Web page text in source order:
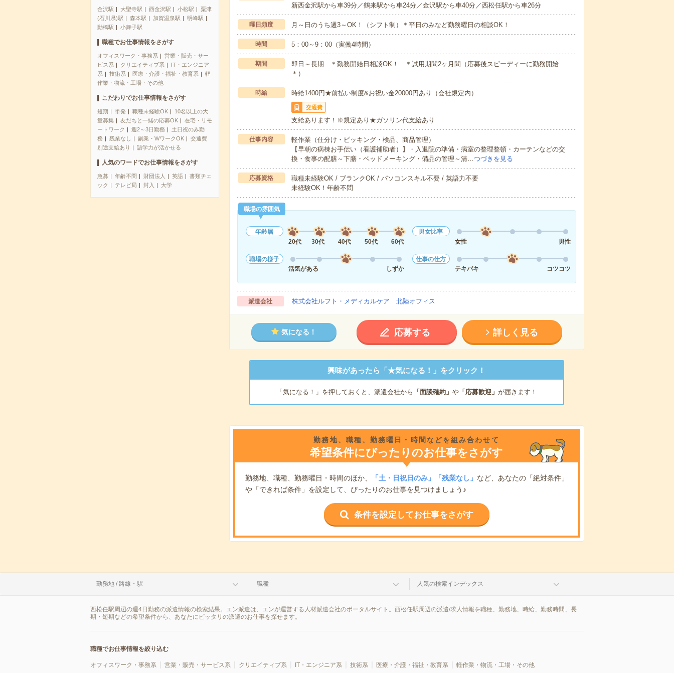
金沢駅 大聖寺駅 西金沢駅 小松駅
粟津
(石川県)駅
森本駅 加賀温泉駅
明峰駅
動橋駅
小舞子駅
職種でお仕事情報をさがす
オフィスワーク・事務系
営業・販売・サー
ビス系
クリエイティブ系
IT・エンジニア
系
技術系 医療・介護・福祉・教育系
軽
作業・物流・工場・その他
こだわりでお仕事情報をさがす
短期 単発 職種未経験OK
10名以上の大
量募集
友だちと一緒の応募OK
在宅・リモ
ートワーク
週2～3日勤務
土日祝のみ勤
務
残業なし 副業・WワークOK
交通費
別途支給あり
語学力が活かせる
人気のワードでお仕事情報をさがす
急募 年齢不問 財団法人 英語
書類チェ
ック
テレビ局 封入 大学
新西金沢駅から車39分／鶴来駅から車24分／金沢駅から車40分／西松任駅から車26分
曜日頻度 月～日のうち週3～OK！（シフト制）＊平日のみなど勤務曜日の相談OK！
時間 5：00～9：00（実働4時間）
期間
即日～長期 ＊勤務開始日相談OK！ ＊試用期間2ヶ月間（応募後スピーディーに勤務開始
＊）
時給 時給1400円★前払い制度&お祝い金20000円あり（会社規定内）
交通費
支給あります！※規定あり★ガソリン代支給あり
仕事内容
軽作業（仕分け・ピッキング・検品、商品管理）
【早朝の病棟お手伝い（看護補助者）】・入退院の準備・病室の整理整頓・カーテンなどの交
換・食事の配膳～下膳・ベッドメーキング・備品の管理～清…つづきを見る
応募資格
職種未経験OK / ブランクOK / パソコンスキル不要 / 英語力不要
未経験OK！年齢不問
職場の雰囲気
年齢層
20代
30代 40代 50代 60代
男女比率
女性
男性
職場の様子
活気がある
しずか
仕事の仕方
テキパキ
コツコツ
派遣会社 株式会社ルフト・メディカルケア 北陸オフィス
気になる！ 応募する 詳しく見る
興味があったら「★気になる！」をクリック！
「気になる！」を押しておくと、派遣会社から 「面談確約」 や「応募歓迎」 が届きます！
勤務地、職種、勤務曜日・時間などを組み合わせて
希望条件にぴったりのお仕事をさがす
勤務地、職種、勤務曜日・時間のほか、 「土・日祝日のみ」「残業なし」 など、あなたの「絶対条件」
や「できれば条件」を設定して、ぴったりのお仕事を見つけましょう♪
条件を設定してお仕事をさがす
勤務地 / 路線・駅 職種 人気の検索インデックス
西松任駅周辺の週4日勤務の派遣情報の検索結果。エン派遣は、エンが運営する人材派遣会社のポータルサイト。西松任駅周辺の派遣/求人情報を職種、勤務地、時給、勤務時間、長
期・短期などの希望条件から、あなたにピッタリの派遣のお仕事を探せます。
職種でお仕事情報を絞り込む
オフィスワーク・事務系 営業・販売・サービス系 クリエイティブ系 IT・エンジニア系 技術系 医療・介護・福祉・教育系 軽作業・物流・工場・その他